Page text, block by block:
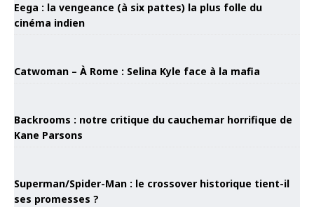
Eega : la vengeance (à six pattes) la plus folle du
cinéma indien
Catwoman – À Rome : Selina Kyle face à la mafia
Backrooms : notre critique du cauchemar horrifique de
Kane Parsons
Superman/Spider-Man : le crossover historique tient-il
ses promesses ?